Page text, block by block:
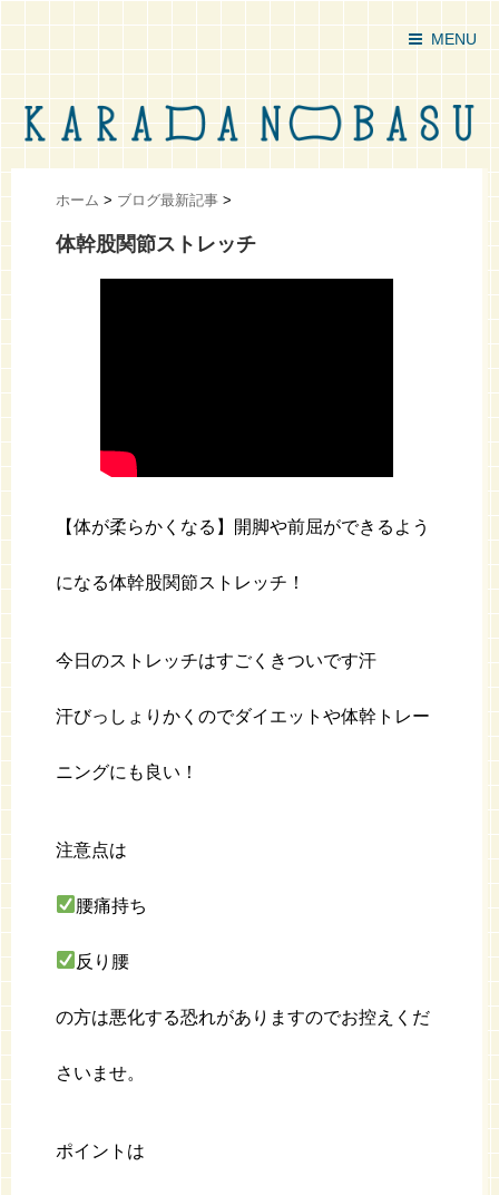
MENU
ホーム > ブログ最新記事 >
体幹股関節ストレッチ
【体が柔らかくなる】開脚や前屈ができるよう
になる体幹股関節ストレッチ！
今日のストレッチはすごくきついです汗
汗びっしょりかくのでダイエットや体幹トレー
ニングにも良い！
注意点は
腰痛持ち
反り腰
の方は悪化する恐れがありますのでお控えくだ
さいませ。
ポイントは